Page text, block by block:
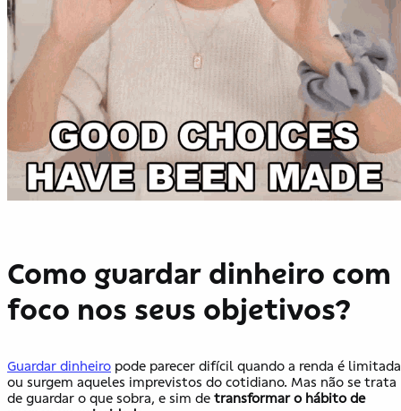
Como guardar dinheiro com
foco nos seus objetivos?
Guardar dinheiro pode parecer difícil quando a renda é limitada
ou surgem aqueles imprevistos do cotidiano. Mas não se trata
de guardar o que sobra, e sim de transformar o hábito de